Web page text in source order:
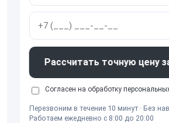
Рассчитать точную цену
Согласен на обработку
Перезвоним в течение 10 минут · Без
Работаем ежедневно с 8:00 до 20:00